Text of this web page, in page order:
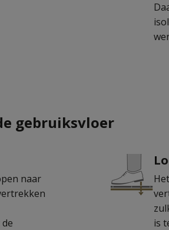
gebruiksvloer
naar
is